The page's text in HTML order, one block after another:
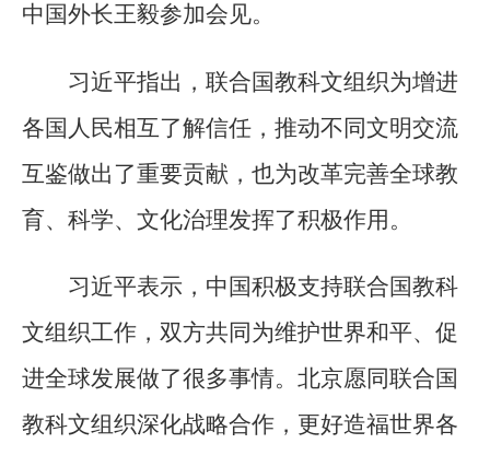
中国外长王毅参加会见。
习近平指出，联合国教科文组织为增进
各国人民相互了解信任，推动不同文明交流
互鉴做出了重要贡献，也为改革完善全球教
育、科学、文化治理发挥了积极作用。
习近平表示，中国积极支持联合国教科
文组织工作，双方共同为维护世界和平、促
进全球发展做了很多事情。北京愿同联合国
教科文组织深化战略合作，更好造福世界各